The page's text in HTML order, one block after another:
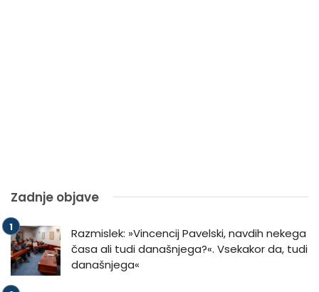
Zadnje objave
Razmislek: »Vincencij Pavelski, navdih nekega
časa ali tudi današnjega?«. Vsekakor da, tudi
današnjega«